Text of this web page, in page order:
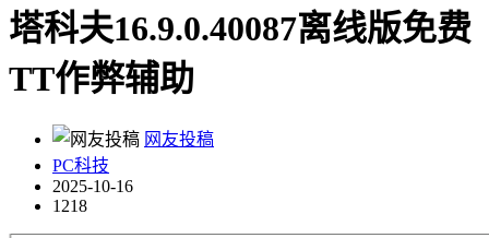
塔科夫16.9.0.40087离线版免费
TT作弊辅助
网友投稿
PC科技
2025-10-16
1218